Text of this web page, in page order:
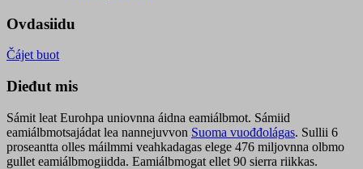
Ovdasiidu
Čájet buot
Dieđut mis
Sámit leat Eurohpa uniovnna áidna eamiálbmot. Sámiid
eamiálbmotsajádat lea nannejuvvon Suoma vuođđolágas. Sullii 6
proseantta olles máilmmi veahkadagas elege 476 miljovnna olbmo
gullet eamiálbmogiidda. Eamiálbmogat ellet 90 sierra riikkas.